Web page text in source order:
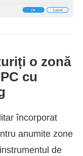
o zonă
cu
încorporat
anumite zone
de